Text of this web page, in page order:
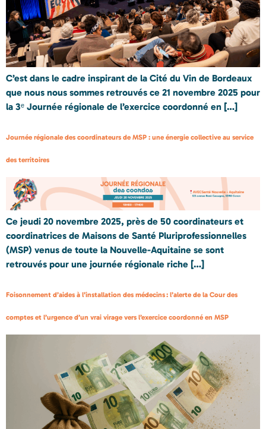
C’est dans le cadre inspirant de la Cité du Vin de Bordeaux
que nous nous sommes retrouvés ce 21 novembre 2025 pour
la 3ᵉ Journée régionale de l’exercice coordonné en […]
Journée régionale des coordinateurs de MSP : une énergie collective au service
des territoires
Ce jeudi 20 novembre 2025, près de 50 coordinateurs et
coordinatrices de Maisons de Santé Pluriprofessionnelles
(MSP) venus de toute la Nouvelle-Aquitaine se sont
retrouvés pour une journée régionale riche […]
Foisonnement d’aides à l’installation des médecins : l’alerte de la Cour des
comptes et l’urgence d’un vrai virage vers l’exercice coordonné en MSP